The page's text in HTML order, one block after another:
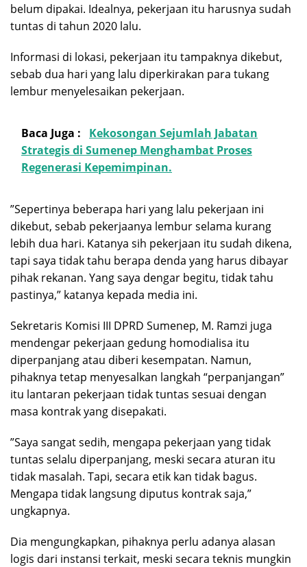
belum dipakai. Idealnya, pekerjaan itu harusnya sudah
tuntas di tahun 2020 lalu.
Informasi di lokasi, pekerjaan itu tampaknya dikebut,
sebab dua hari yang lalu diperkirakan para tukang
lembur menyelesaikan pekerjaan.
Baca Juga :
Kekosongan Sejumlah Jabatan
Strategis di Sumenep Menghambat Proses
Regenerasi Kepemimpinan.
”Sepertinya beberapa hari yang lalu pekerjaan ini
dikebut, sebab pekerjaanya lembur selama kurang
lebih dua hari. Katanya sih pekerjaan itu sudah dikena,
tapi saya tidak tahu berapa denda yang harus dibayar
pihak rekanan. Yang saya dengar begitu, tidak tahu
pastinya,” katanya kepada media ini.
Sekretaris Komisi III DPRD Sumenep, M. Ramzi juga
mendengar pekerjaan gedung homodialisa itu
diperpanjang atau diberi kesempatan. Namun,
pihaknya tetap menyesalkan langkah “perpanjangan”
itu lantaran pekerjaan tidak tuntas sesuai dengan
masa kontrak yang disepakati.
”Saya sangat sedih, mengapa pekerjaan yang tidak
tuntas selalu diperpanjang, meski secara aturan itu
tidak masalah. Tapi, secara etik kan tidak bagus.
Mengapa tidak langsung diputus kontrak saja,”
ungkapnya.
Dia mengungkapkan, pihaknya perlu adanya alasan
logis dari instansi terkait, meski secara teknis mungkin